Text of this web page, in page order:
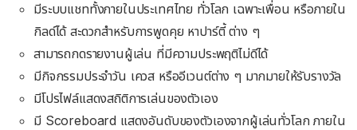
มีระบบแชททั้งภายในประเทศไทย ทั่วโลก เฉพาะเพื่อน หรือภายใน
กิลด์ได้ สะดวกสำหรับการพูดคุย หาปาร์ตี้ ต่าง ๆ
สามารถกดรายงานผู้เล่น ที่มีความประพฤติไม่ดีได้
มีกิจกรรมประจำวัน เควส หรืออีเวนต์ต่าง ๆ มากมายให้รับรางวัล
มีโปรไฟล์แสดงสถิติการเล่นของตัวเอง
มี Scoreboard แสดงอันดับของตัวเองจากผู้เล่นทั่วโลก ภายใน